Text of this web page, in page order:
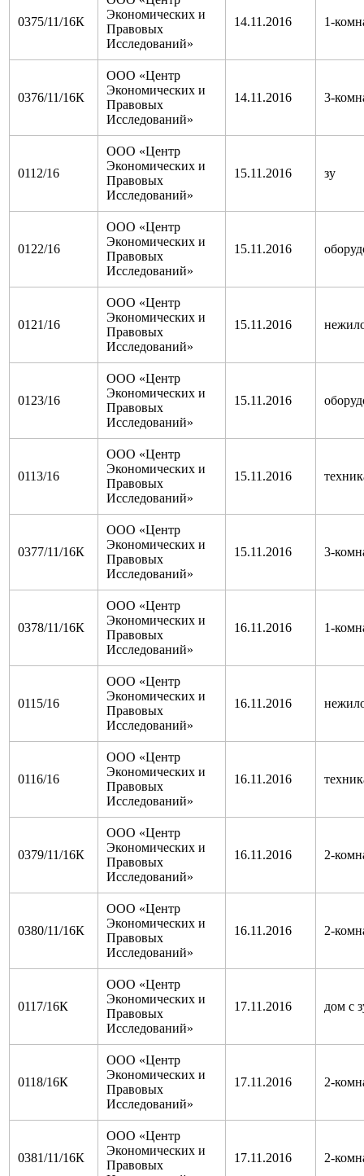
0375/11/16К
Экономических и
Правовых
Исследований»
14.11.2016 1-
0376/11/16К
ООО «Центр
Экономических и
Правовых
Исследований»
14.11.2016 3-
0112/16
ООО «Центр
Экономических и
Правовых
Исследований»
15.11.2016 зу
0122/16
ООО «Центр
Экономических и
Правовых
Исследований»
15.11.2016
0121/16
ООО «Центр
Экономических и
Правовых
Исследований»
15.11.2016
0123/16
ООО «Центр
Экономических и
Правовых
Исследований»
15.11.2016
0113/16
ООО «Центр
Экономических и
Правовых
Исследований»
15.11.2016
0377/11/16К
ООО «Центр
Экономических и
Правовых
Исследований»
15.11.2016 3-
0378/11/16К
ООО «Центр
Экономических и
Правовых
Исследований»
16.11.2016 1-
0115/16
ООО «Центр
Экономических и
Правовых
Исследований»
16.11.2016
0116/16
ООО «Центр
Экономических и
Правовых
Исследований»
16.11.2016
0379/11/16К
ООО «Центр
Экономических и
Правовых
Исследований»
16.11.2016 2-
0380/11/16К
ООО «Центр
Экономических и
Правовых
Исследований»
16.11.2016 2-
0117/16К
ООО «Центр
Экономических и
Правовых
Исследований»
17.11.2016 дом с
0118/16К
ООО «Центр
Экономических и
Правовых
Исследований»
17.11.2016 2-
0381/11/16К
ООО «Центр
Экономических и
Правовых
17.11.2016 2-